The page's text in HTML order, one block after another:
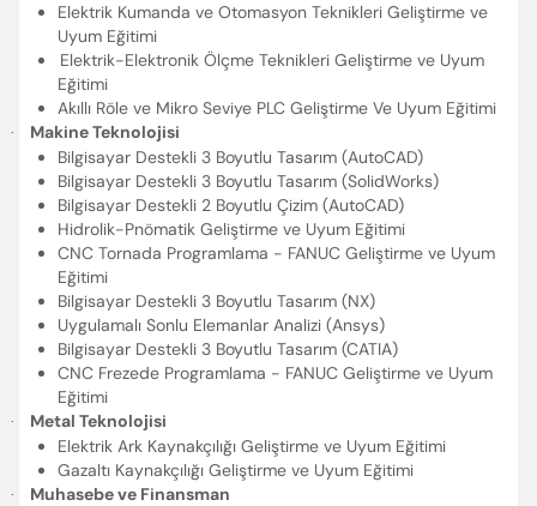
Elektrik Kumanda ve Otomasyon Teknikleri Geliştirme ve
Uyum Eğitimi
Elektrik-Elektronik Ölçme Teknikleri Geliştirme ve Uyum
Eğitimi
Akıllı Röle ve Mikro Seviye PLC Geliştirme Ve Uyum Eğitimi
·
Makine Teknolojisi
Bilgisayar Destekli 3 Boyutlu Tasarım (AutoCAD)
Bilgisayar Destekli 3 Boyutlu Tasarım (SolidWorks)
Bilgisayar Destekli 2 Boyutlu Çizim (AutoCAD)
Hidrolik-Pnömatik Geliştirme ve Uyum Eğitimi
CNC Tornada Programlama - FANUC Geliştirme ve Uyum
Eğitimi
Bilgisayar Destekli 3 Boyutlu Tasarım (NX)
Uygulamalı Sonlu Elemanlar Analizi (Ansys)
Bilgisayar Destekli 3 Boyutlu Tasarım (CATIA)
CNC Frezede Programlama - FANUC Geliştirme ve Uyum
Eğitimi
·
Metal Teknolojisi
Elektrik Ark Kaynakçılığı Geliştirme ve Uyum Eğitimi
Gazaltı Kaynakçılığı Geliştirme ve Uyum Eğitimi
·
Muhasebe ve Finansman